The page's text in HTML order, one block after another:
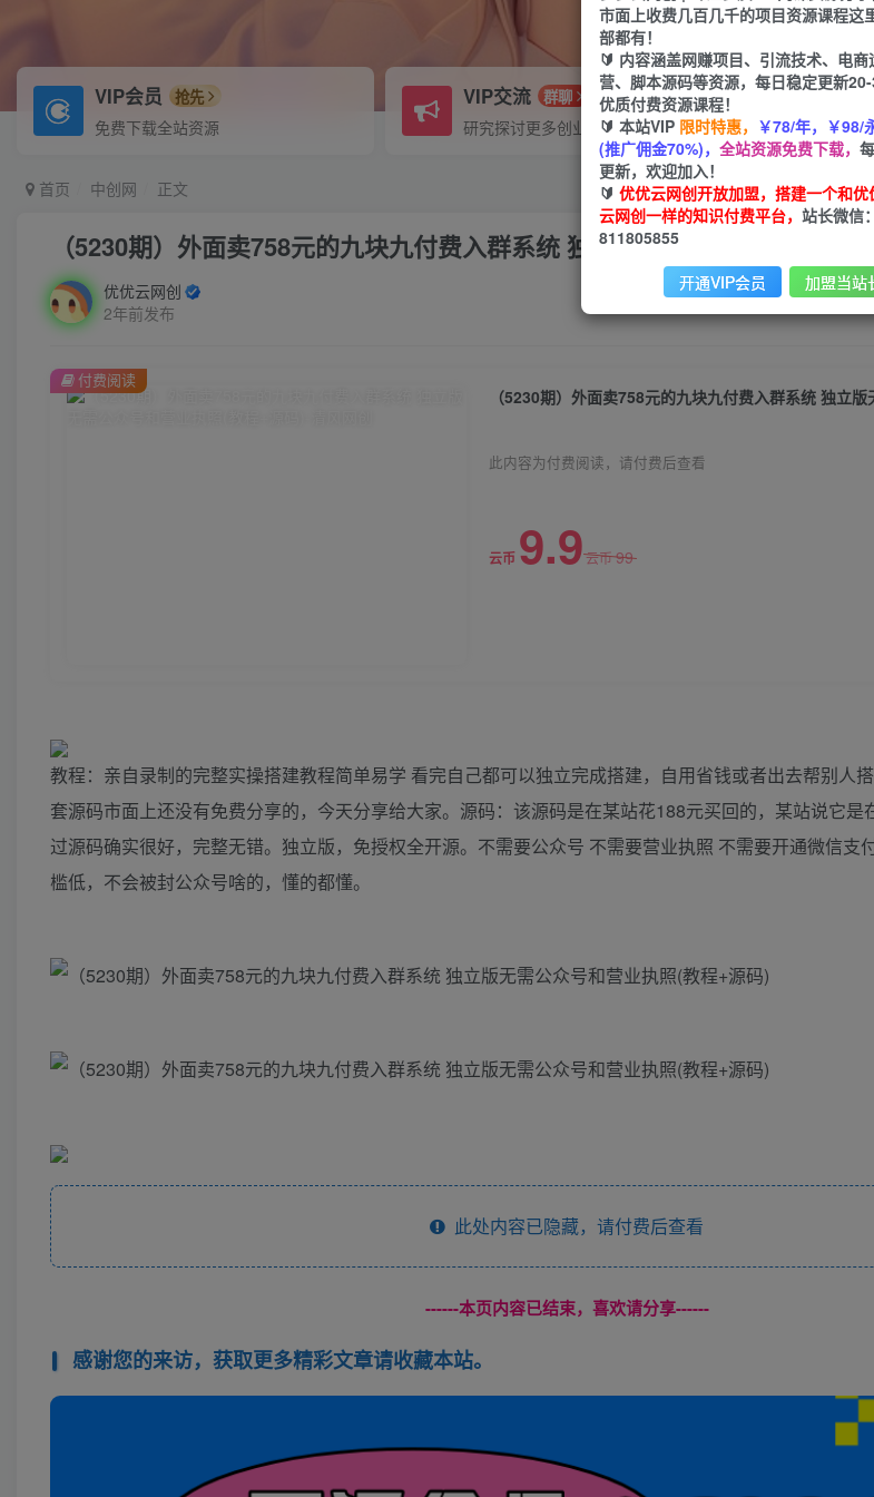
VIP会员 抢先
免费下载全站资源
VIP交流 群聊
研究探讨更多创业项目路子。
APP
站长
首页 中创网 正文
（5230期）外面卖758元的九块九付费入群系统 独立版无需公众号和营业执
优优云网创
2年前发布
此内容为付费阅读，请付费后查看
云币 9.9云币99
付费阅读
教程：亲自录制的完整实操搭建教程简单易学 看完自己都可以独立完成搭建，自用省钱或者出去帮别人
套源码市面上还没有免费分享的，今天分享给大家。源码：该源码是在某站花188元买回的，某站说它是
过源码确实很好，完整无错。独立版，免授权全开源。不需要公众号 不需要营业执照 不需要开通微信支
槛低，不会被封公众号啥的，懂的都懂。
此处内容已隐藏，请付费后查看
------本页内容已结束，喜欢请分享------
感谢您的来访，获取更多精彩文章请收藏本站。
市面上收费几百几千的项目资源课程这
部都有！
🔰 内容涵盖网赚项目、引流技术、电商
营、脚本源码等资源，每日稳定更新
优质付费资源课程！
🔰 本站VIP 限时特惠， ￥78/年，￥98/
(推广佣金70%)， 全站资源免费下载，
更新，欢迎加入！
🔰 优优云网创开放加盟，搭建一个和优
云网创一样的知识付费平台， 站长微信：
811805855
开通VIP会员 加盟当站